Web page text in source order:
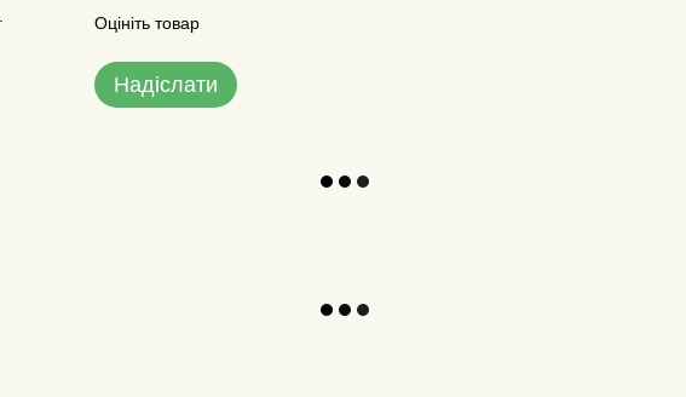
Оцініть товар
Надіслати